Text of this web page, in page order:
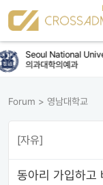
Seoul National
의과대학의예과
Forum > 영남대학교
[자유]
동아리 가입하고